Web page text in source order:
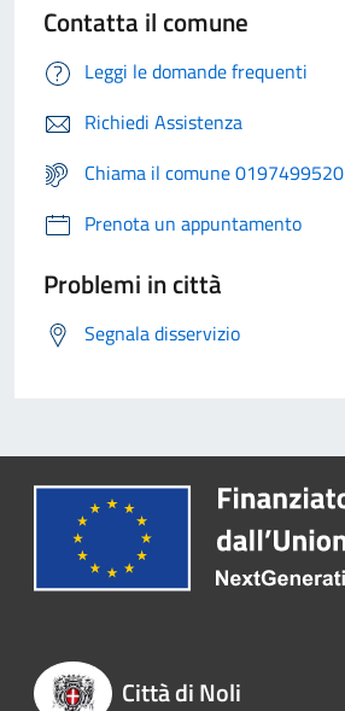
Contatta il comune
Leggi le domande frequenti
Richiedi Assistenza
Chiama il comune 0197499520
Prenota un appuntamento
Problemi in città
Segnala disservizio
Città di Noli